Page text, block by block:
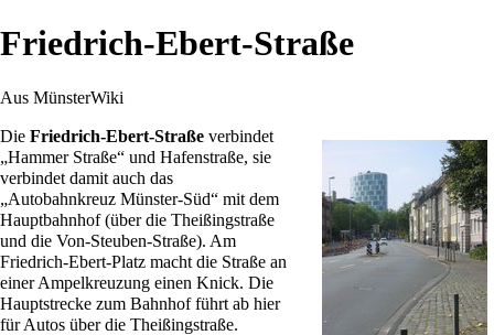
Friedrich-Ebert-Straße
Aus MünsterWiki
Die Friedrich-Ebert-Straße verbindet
„Hammer Straße“ und Hafenstraße, sie
verbindet damit auch das
„Autobahnkreuz Münster-Süd“ mit dem
Hauptbahnhof(über die Theißingstraße
und die Von-Steuben-Straße). Am
Friedrich-Ebert-Platz macht die Straße an
einer Ampelkreuzung einen Knick. Die
Hauptstrecke zum Bahnhofführt ab hier
für Autos über die Theißingstraße.